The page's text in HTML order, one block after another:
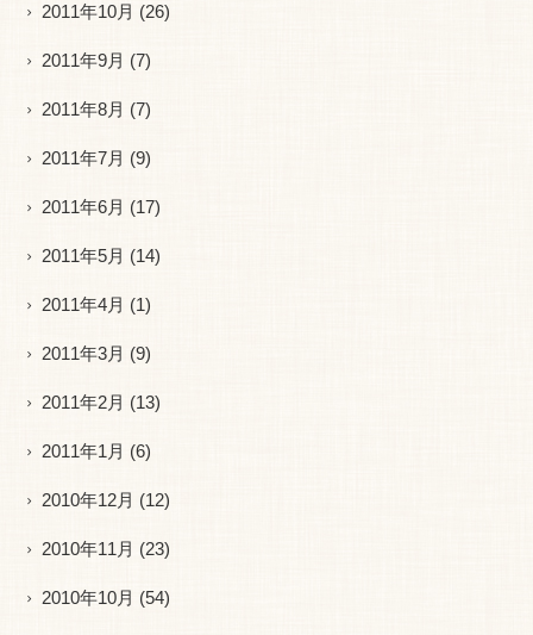
2011年10月 (26)
2011年9月 (7)
2011年8月 (7)
2011年7月 (9)
2011年6月 (17)
2011年5月 (14)
2011年4月 (1)
2011年3月 (9)
2011年2月 (13)
2011年1月 (6)
2010年12月 (12)
2010年11月 (23)
2010年10月 (54)